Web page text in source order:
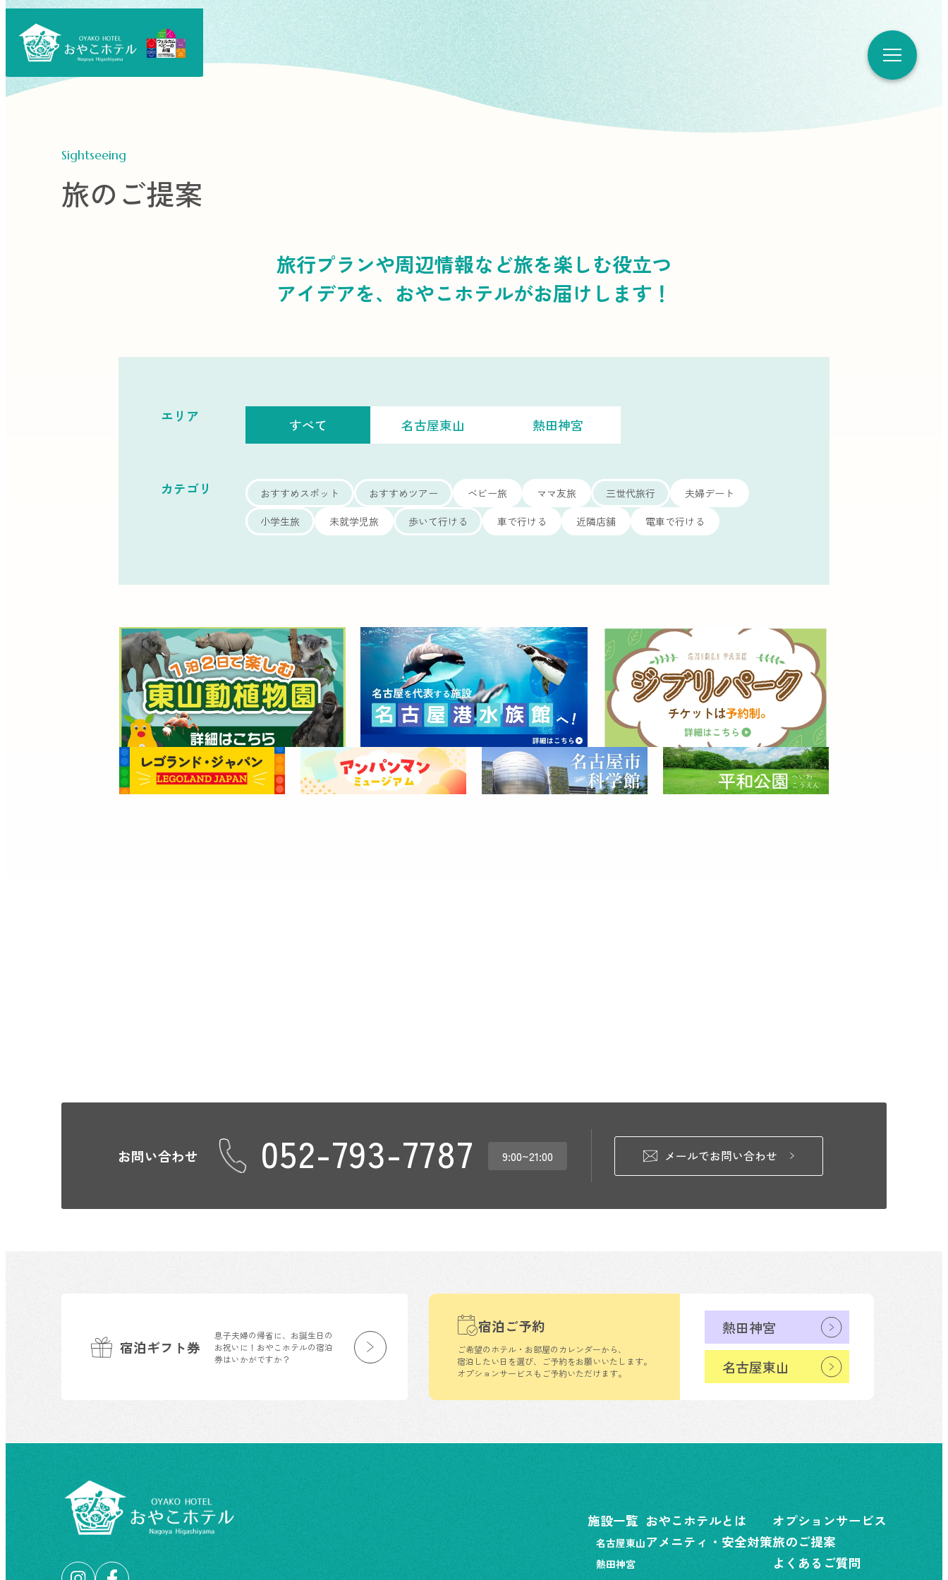
Sightseeing
旅のご提案
旅行プランや周辺情報など旅を楽しむ役立つ
アイデアを、 おやこホテルがお届けします！
エリア
すべて 名古屋東山 熱田神宮
カテゴリ おすすめスポット おすすめツアー ベビー旅 ママ友旅 三世代旅行
夫婦デート
小学生旅
未就学児旅 歩いて行ける 車で行ける 近隣店舗 電車で行ける
お問い合わせ 052-793-7787 9:00~21:00 メールでお問い合わせ
宿泊ギフト券
息子夫婦の帰省に、お誕生日の
お祝いに！おやこホテルの宿泊
券はいかがですか？
宿泊ご予約
ご希望のホテル・お部屋のカレンダーから、
宿泊したい日を選び、ご予約をお願いいたします。
オプションサービスもご予約いただけます。
熱田神宮
名古屋東山
施設一覧
名古屋東山
熱田神宮
おやこホテルとは
アメニティ・安全対策
オプションサービス
旅のご提案
よくあるご質問